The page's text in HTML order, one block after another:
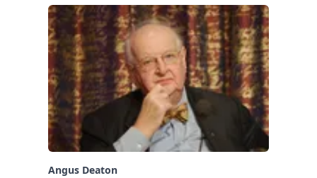
Angus Deaton